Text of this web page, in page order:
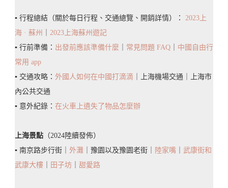
觀
程/
上
觀
「上
▪️ 行程總結（關於每日行程、交通總覽、開銷詳情）： 2023上
海 · 蘇州
2023上海蘇州遊記
▪️ 行前準備： 出發前應該準備什麼 常見問題 FAQ
中國自由行
常用 app
▪️ 交通攻略： 外國人如何在中國打滴滴 ｜上海機場交通｜上海市
內公共交通
▪️ 意外紀錄： 在火車上遺失了物品怎麼辦
上海景點 （2024陸續發佈）
▪️ 南京路步行街｜ 外灘 ｜豫園以及豫園老街｜ 陸家嘴
武康街和
武康大樓
田子坊 甜愛路